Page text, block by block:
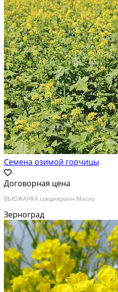
Семена озимой горчицы
Договорная цена
ВЬЮЖАНКА среднеранн Масло
Зерноград